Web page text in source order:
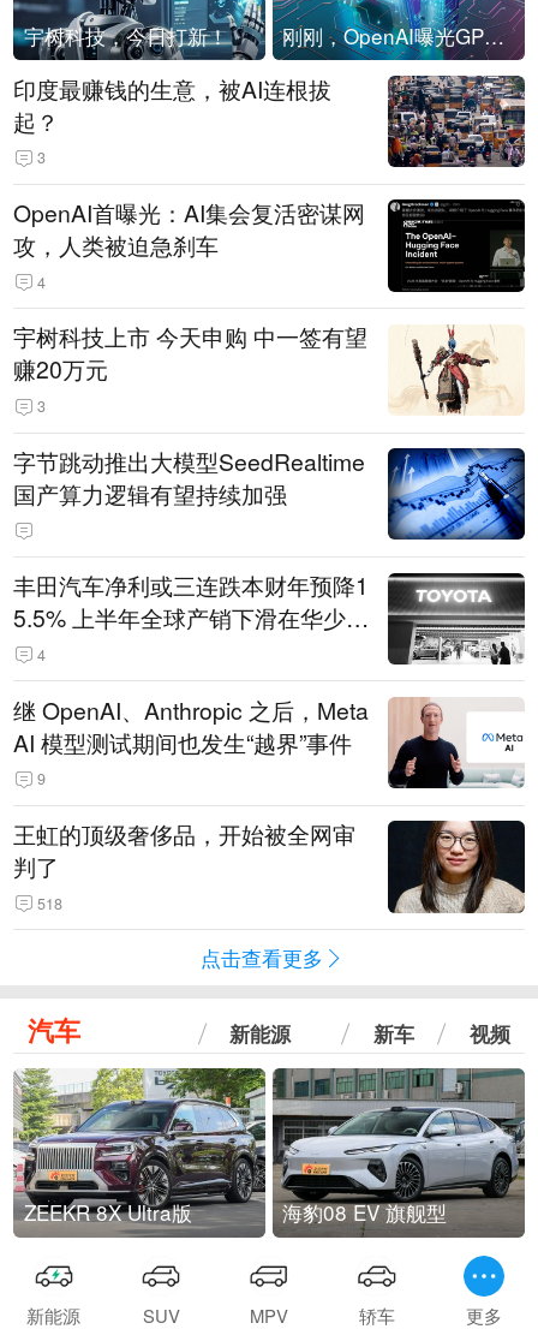
宇树科技，今日打新！ 刚刚，OpenAI曝光GPT-6！传10万亿参数，8月强行发布
印度最赚钱的生意，被AI连根拔
起？
3
OpenAI首曝光：AI集会复活密谋网
攻，人类被迫急刹车
4
宇树科技上市 今天申购 中一签有望
赚20万元
3
字节跳动推出大模型SeedRealtime
国产算力逻辑有望持续加强
丰田汽车净利或三连跌本财年预降1
5.5% 上半年全球产销下滑在华少卖
14.3万辆
4
继 OpenAI、Anthropic 之后，Meta
AI 模型测试期间也发生“越界”事件
9
王虹的顶级奢侈品，开始被全网审
判了
518
点击查看更多
汽车 新能源 新车 视频
ZEEKR 8X Ultra版 海豹08 EV 旗舰型
新能源 SUV MPV 轿车 更多